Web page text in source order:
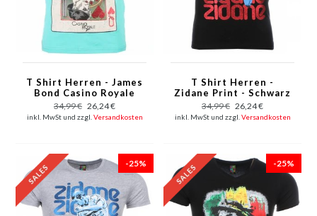
T Shirt Herren - James
Bond Casino Royale
Print - Grun
34,99 € 26,24 €
inkl. MwSt und zzgl. Versandkosten
T Shirt Herren -
Zidane Print - Schwarz
34,99 € 26,24 €
inkl. MwSt und zzgl. Versandkosten
-25% -25%